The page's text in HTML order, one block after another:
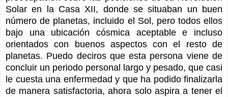
Solar en la Casa XII, donde se situaban un buen
número de planetas, incluido el Sol, pero todos ellos
bajo una ubicación cósmica aceptable e incluso
orientados con buenos aspectos con el resto de
planetas. Puedo deciros que esta persona viene de
concluir un periodo personal largo y pesado, que casi
le cuesta una enfermedad y que ha podido finalizarla
de manera satisfactoria, ahora solo aspira a tener el